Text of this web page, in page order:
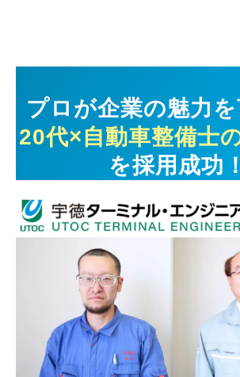
プロが企業の魅力
20代×自動車整備士
を採用成功！